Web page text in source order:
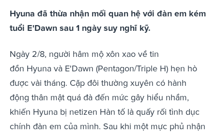
Hyuna đã thừa nhận mối quan hệ với đàn em kém
tuổi E'Dawn sau 1 ngày suy nghĩ kỹ.
Ngày 2/8, người hâm mộ xôn xao về tin
đồn Hyuna và E'Dawn (Pentagon/Triple H) hẹn hò
được vài tháng. Cặp đôi thường xuyên có hành
động thân mật quá đà đến mức gây hiểu nhầm,
khiến Hyuna bị netizen Hàn tố là quấy rối tình dục
chính đàn em của mình. Sau khi một mực phủ nhận